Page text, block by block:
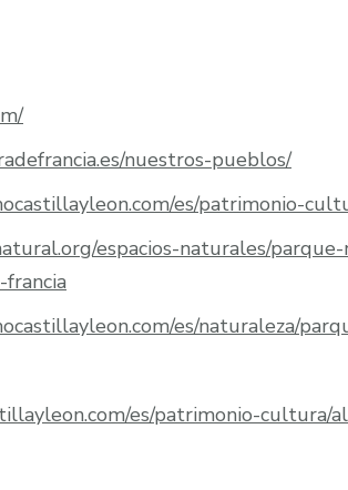
nuestros-pueblos/
es/patrimonio-
espacios-naturales/
francia
es/naturaleza/
es/patrimonio-cultura/